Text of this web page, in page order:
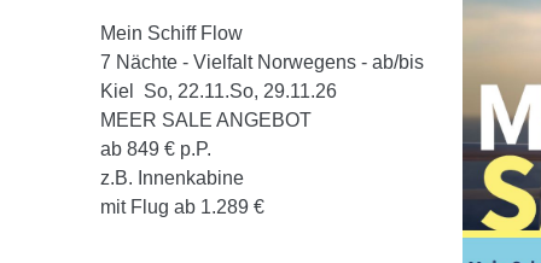
Mein Schiff Flow
7 Nächte - Vielfalt Norwegens - ab/bis
Kiel So, 22.11.So, 29.11.26
MEER SALE ANGEBOT
ab 849 € p.P.
z.B. Innenkabine
mit Flug ab 1.289 €